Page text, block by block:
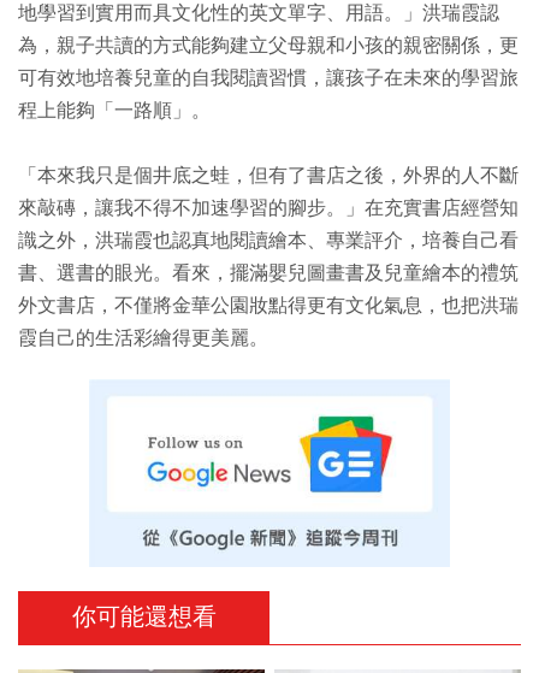
地學習到實用而具文化性的英文單字、用語。」洪瑞霞認
為，親子共讀的方式能夠建立父母親和小孩的親密關係，更
可有效地培養兒童的自我閱讀習慣，讓孩子在未來的學習旅
程上能夠「一路順」。
「本來我只是個井底之蛙，但有了書店之後，外界的人不斷
來敲磚，讓我不得不加速學習的腳步。」在充實書店經營知
識之外，洪瑞霞也認真地閱讀繪本、專業評介，培養自己看
書、選書的眼光。看來，擺滿嬰兒圖畫書及兒童繪本的禮筑
外文書店，不僅將金華公園妝點得更有文化氣息，也把洪瑞
霞自己的生活彩繪得更美麗。
你可能還想看